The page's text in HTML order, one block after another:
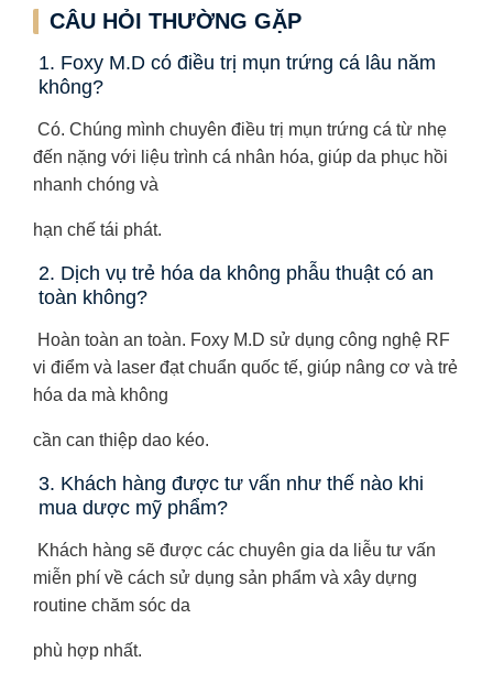
CÂU HỎI THƯỜNG GẶP
1. Foxy M.D có điều trị mụn trứng cá lâu năm
không?
Có. Chúng mình chuyên điều trị mụn trứng cá từ nhẹ
đến nặng với liệu trình cá nhân hóa, giúp da phục hồi
nhanh chóng và
hạn chế tái phát.
2. Dịch vụ trẻ hóa da không phẫu thuật có an
toàn không?
Hoàn toàn an toàn. Foxy M.D sử dụng công nghệ RF
vi điểm và laser đạt chuẩn quốc tế, giúp nâng cơ và trẻ
hóa da mà không
cần can thiệp dao kéo.
3. Khách hàng được tư vấn như thế nào khi
mua dược mỹ phẩm?
Khách hàng sẽ được các chuyên gia da liễu tư vấn
miễn phí về cách sử dụng sản phẩm và xây dựng
routine chăm sóc da
phù hợp nhất.